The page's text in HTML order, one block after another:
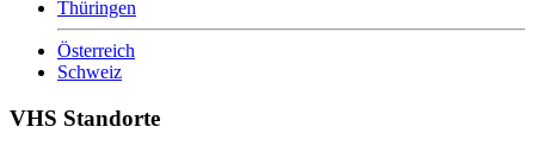
Thüringen
Österreich
Schweiz
VHS Standorte